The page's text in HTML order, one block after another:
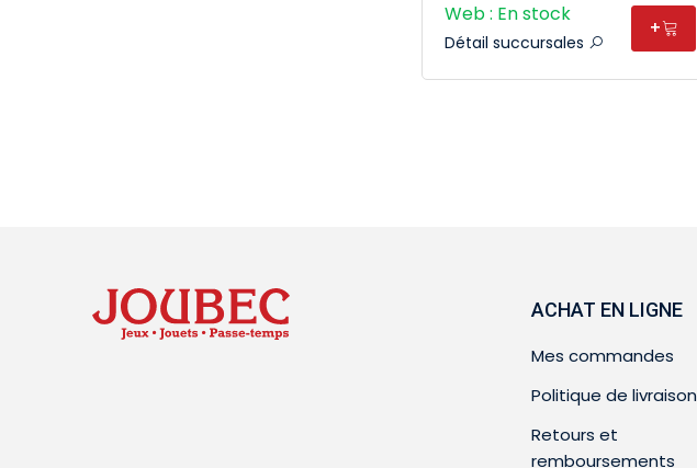
Web : En stock
Détail succursales
+
ACHAT EN LIGNE
Mes commandes
Politique de livraison
Retours et
remboursements